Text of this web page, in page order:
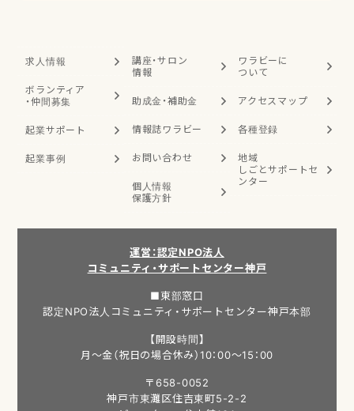
求人情報
ボランティア
・仲間募集
起業サポート
起業事例
講座・サロン
情報
助成金・補助金
情報誌ワラビー
お問い合わせ
個人情報
保護方針
ワラビーに
ついて
アクセスマップ
各種登録
地域
しごとサポートセ
ンター
運営：認定NPO法人
コミュニティ・サポートセンター神戸
■東部窓口
認定NPO法人コミュニティ・サポートセンター神戸本部
【開設時間】
月～金（祝日の場合休み）10：00～15：00
〒658-0052
神戸市東灘区住吉東町5-2-2